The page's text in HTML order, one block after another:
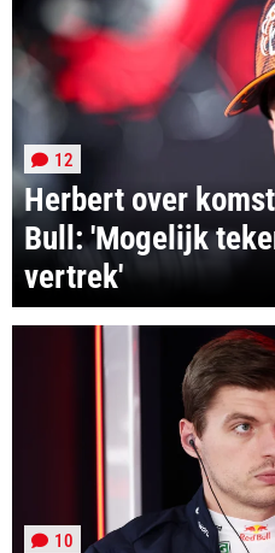
Herbert over
Bull: 'Mogelijk
vertrek'
12
10